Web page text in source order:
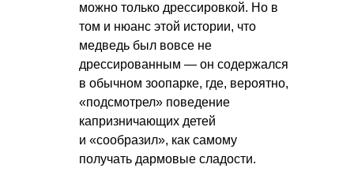
можно только дрессировкой. Но в
том и нюанс этой истории, что
медведь был вовсе не
дрессированным — он содержался
в обычном зоопарке, где, вероятно,
«подсмотрел» поведение
капризничающих детей
и «сообразил», как самому
получать дармовые сладости.